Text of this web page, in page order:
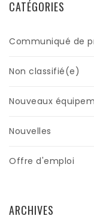
CATÉGORIES
Communiqué de
Non classifié(e)
Nouveaux
Nouvelles
Offre d'emploi
ARCHIVES